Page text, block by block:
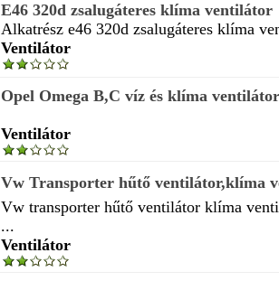
E46 320d zsalugáteres klíma ventilátor
Alkatrész e46 320d zsalugáteres klíma
Ventilátor
Opel Omega B,C víz és klíma ventilátor
Ventilátor
Vw Transporter hűtő ventilátor,klíma
Vw transporter hűtő ventilátor klíma
...
Ventilátor